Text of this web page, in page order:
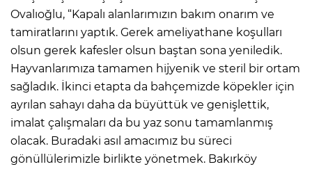
Ovalıoğlu, “Kapalı alanlarımızın bakım onarım ve
tamiratlarını yaptık. Gerek ameliyathane koşulları
olsun gerek kafesler olsun baştan sona yeniledik.
Hayvanlarımıza tamamen hijyenik ve steril bir ortam
sağladık. İkinci etapta da bahçemizde köpekler için
ayrılan sahayı daha da büyüttük ve genişlettik,
imalat çalışmaları da bu yaz sonu tamamlanmış
olacak. Buradaki asıl amacımız bu süreci
gönüllülerimizle birlikte yönetmek. Bakırköy